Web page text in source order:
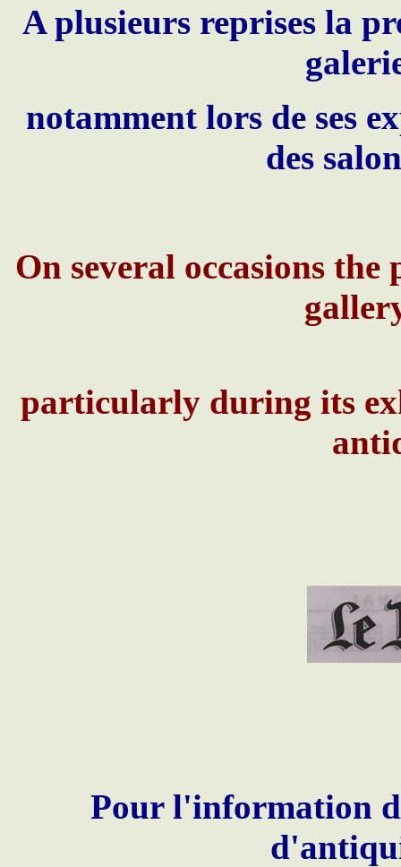
A plusieurs reprises la
notamment lors de ses
des
On several occasions the
particularly during its
Pour l'information